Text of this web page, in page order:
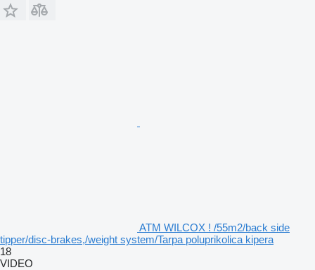
ATM WILCOX ! /55m2/back side
tipper/disc-brakes,/weight system/Tarpa poluprikolica kipera
18
VIDEO